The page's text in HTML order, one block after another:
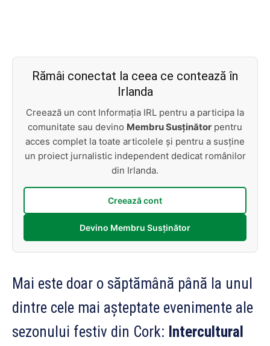
Rămâi conectat la ceea ce contează în
Irlanda
Creează un cont Informația IRL pentru a participa la
comunitate sau devino Membru Susținător pentru
acces complet la toate articolele și pentru a susține
un proiect jurnalistic independent dedicat românilor
din Irlanda.
Creează cont
Devino Membru Susținător
Mai este doar o săptămână până la unul
dintre cele mai așteptate evenimente ale
sezonului festiv din Cork: Intercultural